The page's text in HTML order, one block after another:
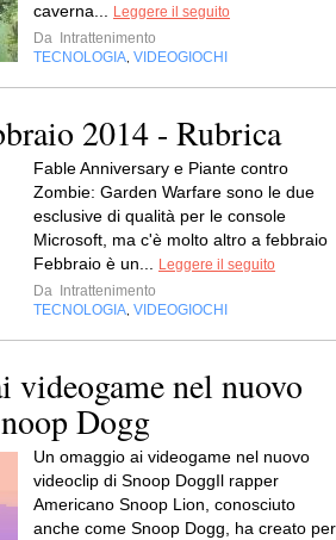
caverna...
Leggere il seguito
Da
Intrattenimento
TECNOLOGIA VIDEOGIOCHI
2014 - Rubrica
Fable Anniversary e Piante contro
Zombie: Garden Warfare sono le due
esclusive di qualità per le console
Microsoft, ma c'è molto altro a febbraio
Febbraio è un...
Leggere il seguito
Da
Intrattenimento
TECNOLOGIA VIDEOGIOCHI
videogame nel nuovo
Dogg
Un omaggio ai videogame nel nuovo
videoclip di Snoop DoggIl rapper
Americano Snoop Lion, conosciuto
anche come Snoop Dogg, ha creato per